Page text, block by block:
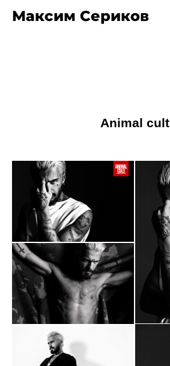
Максим Сериков
Animal cult